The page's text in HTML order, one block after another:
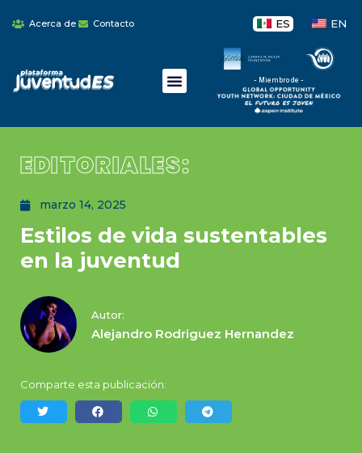
Acerca de Contacto ES EN
- Miembro de -
EDITORIALES:
marzo 14, 2025
Estilos de vida sustentables
en la juventud
Autor:
Alejandro Rodriguez Hernandez
Comparte esta publicación: